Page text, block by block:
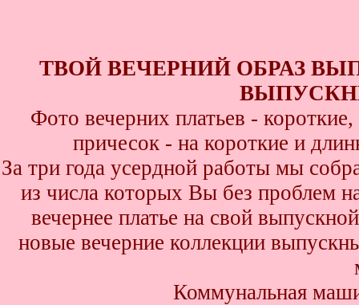
ТВОЙ ВЕЧЕРНИЙ ОБРАЗ
Фото вечерних платьев -
причесок - на короткие и
За три года усердной работы мы
из числа которых Вы без проблем
вечернее платье на свой
новые вечерние коллекции
Коммунальная